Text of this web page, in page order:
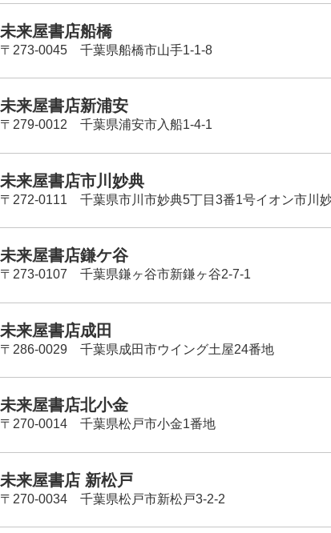
未来屋書店船橋
〒273-0045 千葉県船橋市山手1-1-8
未来屋書店新浦安
〒279-0012 千葉県浦安市入船1-4-1
未来屋書店市川妙典
〒272-0111 千葉県市川市妙典5丁目3番1号イオン市川
未来屋書店鎌ケ谷
〒273-0107 千葉県鎌ヶ谷市新鎌ヶ谷2-7-1
未来屋書店成田
〒286-0029 千葉県成田市ウイング土屋24番地
未来屋書店北小金
〒270-0014 千葉県松戸市小金1番地
未来屋書店 新松戸
〒270-0034 千葉県松戸市新松戸3-2-2